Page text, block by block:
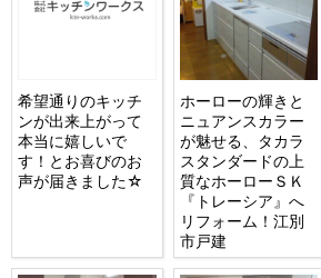
希望通りのキッチ
ンが出来上がって
本当に嬉しいで
す！とお喜びのお
声が届きました☆
ホーローの輝きと
ニュアンスカラー
が魅せる、タカラ
スタンダードの上
質なホーローＳＫ
『トレーシア』へ
リフォーム！江別
市戸建